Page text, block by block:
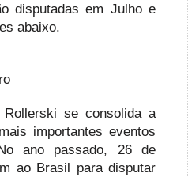
disputadas em Julho e
abaixo.
se consolida a
importantes eventos
ano passado, 26 de
ao Brasil para disputar